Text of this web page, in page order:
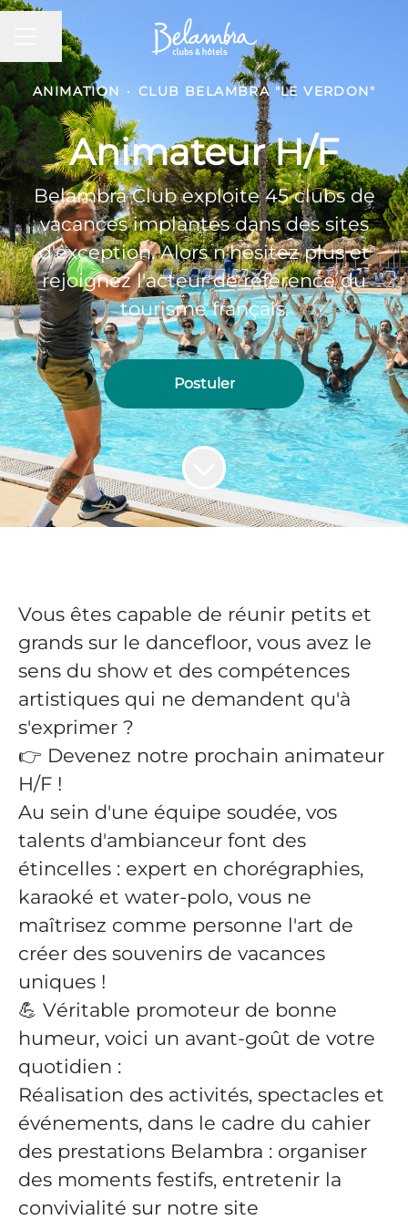
MENU CARRIÈRE
Partager la page
ANIMATION · CLUB BELAMBRA "LE VERDON"
Animateur H/F
Belambra Club exploite 45 clubs de
vacances implantés dans des sites
d'exception. Alors n'hésitez plus et
rejoignez l'acteur de référence du
tourisme français.
Postuler
Vous êtes capable de réunir petits et
grands sur le dancefloor, vous avez le
sens du show et des compétences
artistiques qui ne demandent qu'à
s'exprimer ?
👉 Devenez notre prochain animateur
H/F !
Au sein d'une équipe soudée, vos
talents d'ambianceur font des
étincelles : expert en chorégraphies,
karaoké et water-polo, vous ne
maîtrisez comme personne l'art de
créer des souvenirs de vacances
uniques !
💪 Véritable promoteur de bonne
humeur, voici un avant-goût de votre
quotidien :
Réalisation des activités, spectacles et
événements, dans le cadre du cahier
des prestations Belambra : organiser
des moments festifs, entretenir la
convivialité sur notre site